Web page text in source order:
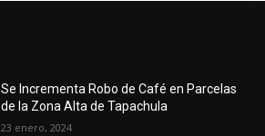
Se Incrementa Robo de Café en Parcelas
de la Zona Alta de Tapachula
23 enero, 2024